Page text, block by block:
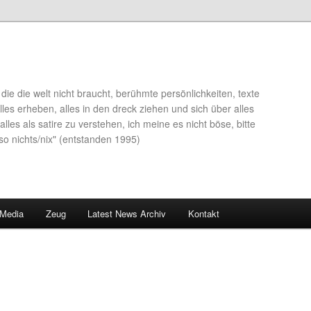
die welt nicht braucht, berühmte persönlichkeiten, texte
erheben, alles in den dreck ziehen und sich über alles
als satire zu verstehen, ich meine es nicht böse, bitte
nichts/nix" (entstanden 1995)
Zeug Latest News Archiv Kontakt